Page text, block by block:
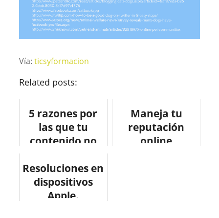
Vía: ticsyformacion
Related posts:
5 razones por
las que tu
contenido no
Maneja tu
reputación
online
Resoluciones en
dispositivos
Apple.